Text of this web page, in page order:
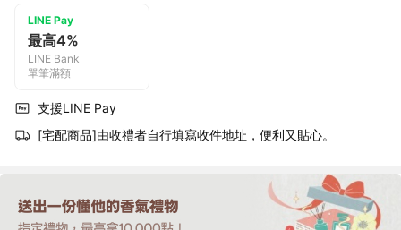
LINE Pay
最高4%
LINE Bank
單筆滿額
支援LINE Pay
[宅配商品]由收禮者自行填寫收件地址，便利又貼心。